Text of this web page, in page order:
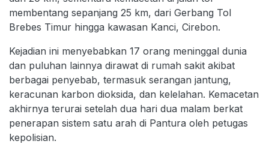
membentang sepanjang 25 km, dari Gerbang Tol
Brebes Timur hingga kawasan Kanci, Cirebon.
Kejadian ini menyebabkan 17 orang meninggal dunia
dan puluhan lainnya dirawat di rumah sakit akibat
berbagai penyebab, termasuk serangan jantung,
keracunan karbon dioksida, dan kelelahan. Kemacetan
akhirnya terurai setelah dua hari dua malam berkat
penerapan sistem satu arah di Pantura oleh petugas
kepolisian.